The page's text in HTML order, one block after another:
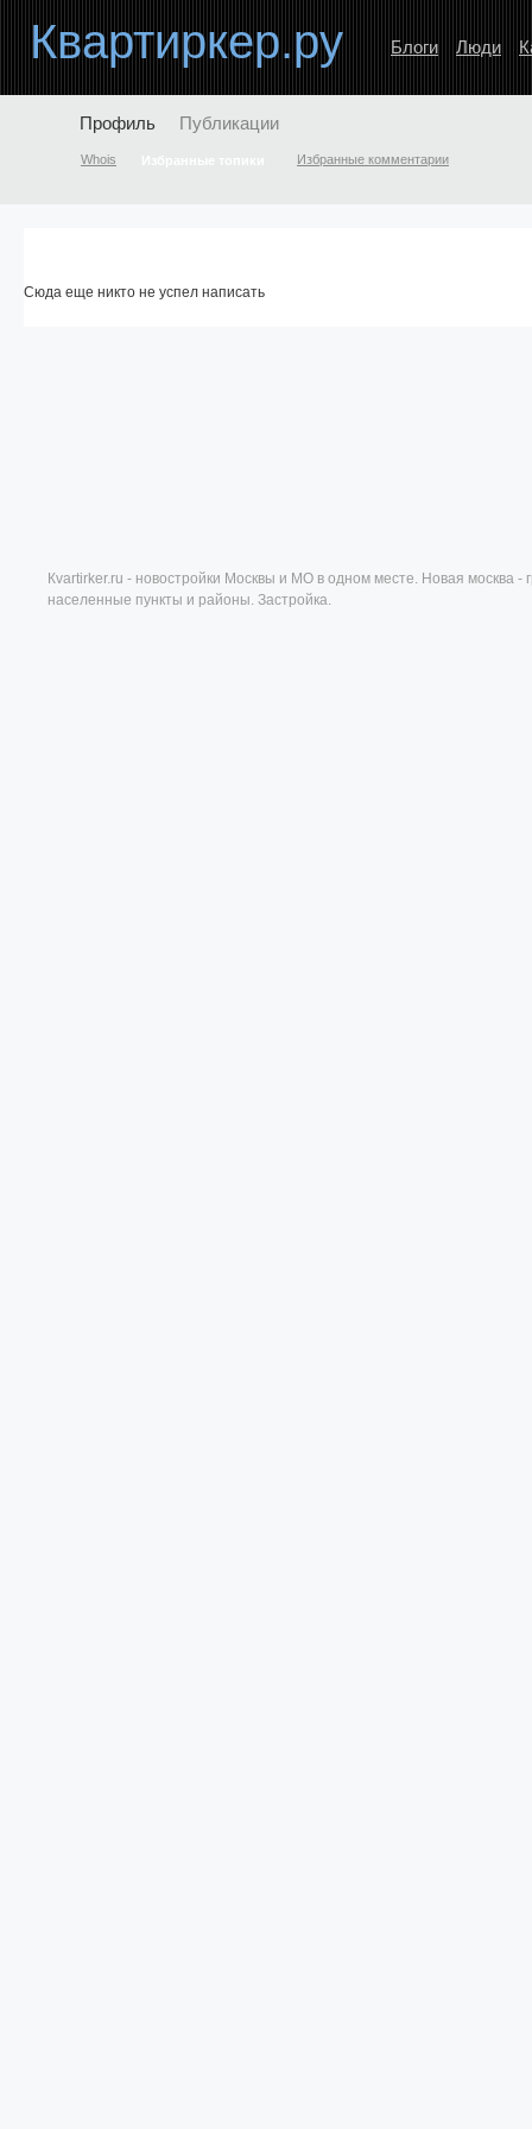
Квартиркер.ру Блоги Люди
Профиль
Whois Избранные комментарии
Публикации
Сюда еще никто не успел написать
Кvartirker.ru - новостройки Москвы и МО в одном месте. Новая москва
населенные пункты и районы. Застройка.